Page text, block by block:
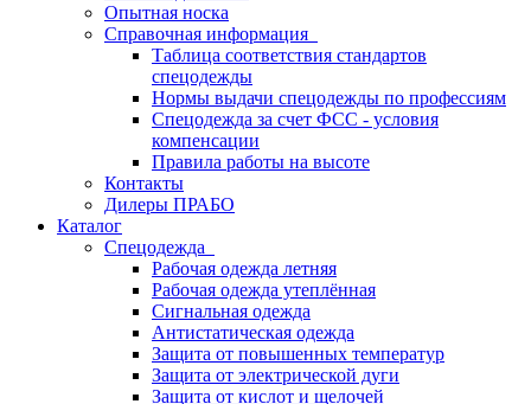
Опытная носка
Справочная информация
Таблица соответствия стандартов
спецодежды
Нормы выдачи спецодежды по профессиям
Спецодежда за счет ФСС - условия
компенсации
Правила работы на высоте
Контакты
Дилеры ПРАБО
Каталог
Спецодежда
Рабочая одежда летняя
Рабочая одежда утеплённая
Сигнальная одежда
Антистатическая одежда
Защита от повышенных температур
Защита от электрической дуги
Защита от кислот и щелочей